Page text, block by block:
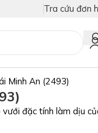
Tem Vân Niêm Phong -
Tra cứu đơn
Minh An (2493)
đặc tính làm dịu